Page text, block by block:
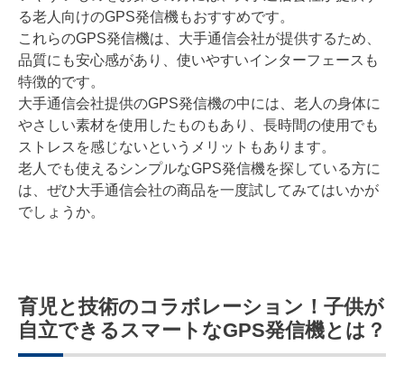
る老人向けのGPS発信機もおすすめです。
これらのGPS発信機は、大手通信会社が提供するため、
品質にも安心感があり、使いやすいインターフェースも
特徴的です。
大手通信会社提供のGPS発信機の中には、老人の身体に
やさしい素材を使用したものもあり、長時間の使用でも
ストレスを感じないというメリットもあります。
老人でも使えるシンプルなGPS発信機を探している方に
は、ぜひ大手通信会社の商品を一度試してみてはいかが
でしょうか。
育児と技術のコラボレーション！子供が
自立できるスマートなGPS発信機とは？